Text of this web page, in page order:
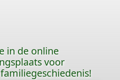
in de online
voor